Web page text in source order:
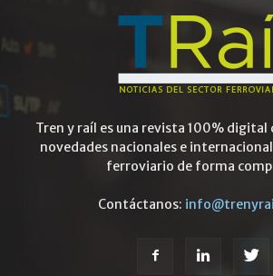
Tren y raíl es una revista 100% digital
novedades nacionales e
ferroviario de forma
Contáctanos: